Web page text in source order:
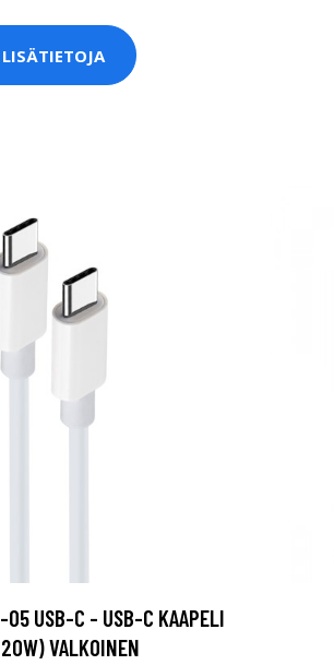
LISÄTIETOJA
05 USB-C - USB-C KAAPELI
VALKOINEN